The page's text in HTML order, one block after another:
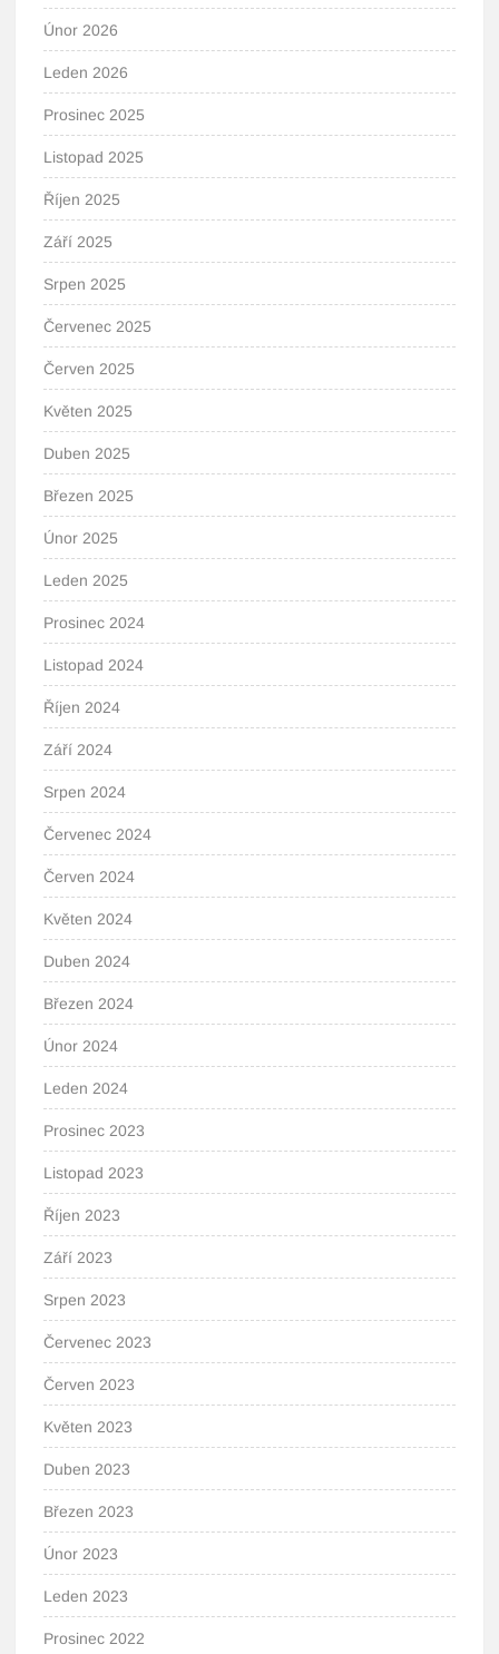
Únor 2026
Leden 2026
Prosinec 2025
Listopad 2025
Říjen 2025
Září 2025
Srpen 2025
Červenec 2025
Červen 2025
Květen 2025
Duben 2025
Březen 2025
Únor 2025
Leden 2025
Prosinec 2024
Listopad 2024
Říjen 2024
Září 2024
Srpen 2024
Červenec 2024
Červen 2024
Květen 2024
Duben 2024
Březen 2024
Únor 2024
Leden 2024
Prosinec 2023
Listopad 2023
Říjen 2023
Září 2023
Srpen 2023
Červenec 2023
Červen 2023
Květen 2023
Duben 2023
Březen 2023
Únor 2023
Leden 2023
Prosinec 2022